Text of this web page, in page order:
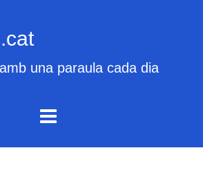
una paraula cada dia